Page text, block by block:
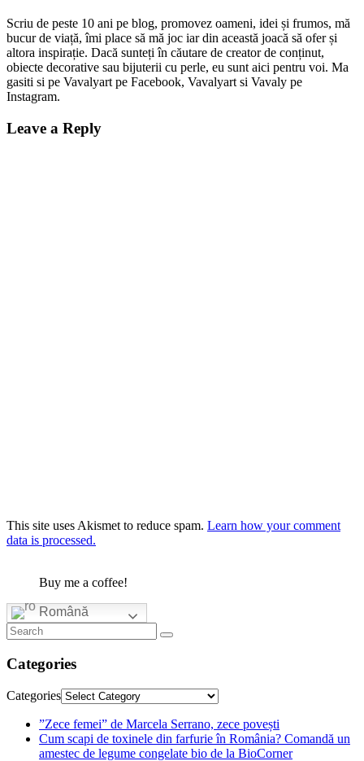
Scriu de peste 10 ani pe blog, promovez oameni, idei și frumos, mă
bucur de viață, îmi place să mă joc iar din această joacă să ofer și
altora inspirație. Dacă sunteți în căutare de creator de conținut,
obiecte decorative sau bijuterii cu perle, eu sunt aici pentru voi. Ma
gasiti si pe Vavalyart pe Facebook, Vavalyart si Vavaly pe
Instagram.
Leave a Reply
This site uses Akismet to reduce spam. Learn how your comment
data is processed.
Buy me a coffee!
Română
Categories
Categories
”Zece femei” de Marcela Serrano, zece povești
Cum scapi de toxinele din farfurie în România? Comandă un
amestec de legume congelate bio de la BioCorner